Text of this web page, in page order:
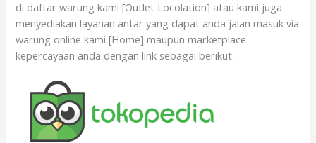
di daftar warung kami [Outlet Locolation] atau kami juga
menyediakan layanan antar yang dapat anda jalan masuk via
warung online kami [Home] maupun marketplace
kepercayaan anda dengan link sebagai berikut: